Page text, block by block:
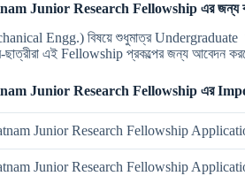
Junior Research Fellowshipএর জন্য
Engg.) বিষয়ে শুধুমাত্র
এই Fellowship প্রকল্পের জন্য আবেদন
Junior Research Fellowship এর
Junior Research Fellowship
Junior Research Fellowship